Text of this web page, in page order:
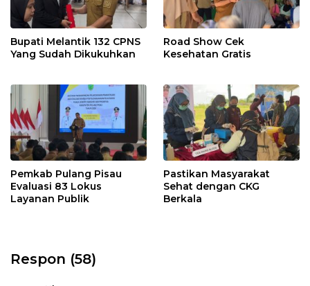
Bupati Melantik 132 CPNS
Yang Sudah Dikukuhkan
Road Show Cek
Kesehatan Gratis
Pemkab Pulang Pisau
Evaluasi 83 Lokus
Layanan Publik
Pastikan Masyarakat
Sehat dengan CKG
Berkala
Respon (58)